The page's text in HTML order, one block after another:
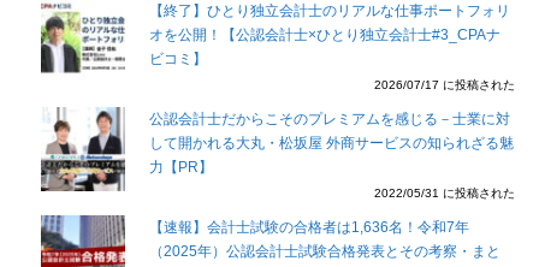
【終了】ひとり独立会計士のリアルな仕事ポートフォリ
オを公開！【公認会計士×ひとり独立会計士#3_CPAナ
ビコミ】
2026/07/17 に投稿された
公認会計士だからこそのプレミアムを感じる－士業に対
して開かれる大丸・松坂屋 外商サービスの知られざる魅
力【PR】
2022/05/31 に投稿された
【速報】会計士試験の合格者は1,636名！令和7年
（2025年）公認会計士試験合格発表とその考察・まと